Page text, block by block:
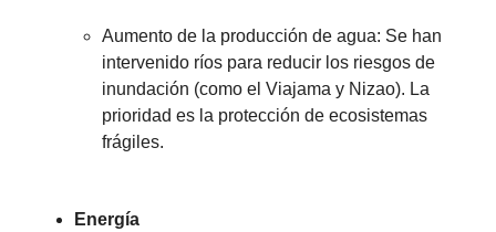
Aumento de la producción de agua: Se han
intervenido ríos para reducir los riesgos de
inundación (como el Viajama y Nizao). La
prioridad es la protección de ecosistemas
frágiles.
Energía